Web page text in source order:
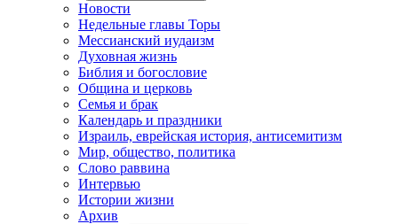
Новости
Недельные главы Торы
Мессианский иудаизм
Духовная жизнь
Библия и богословие
Община и церковь
Семья и брак
Календарь и праздники
Израиль, еврейская история, антисемитизм
Мир, общество, политика
Слово раввина
Интервью
Истории жизни
Архив